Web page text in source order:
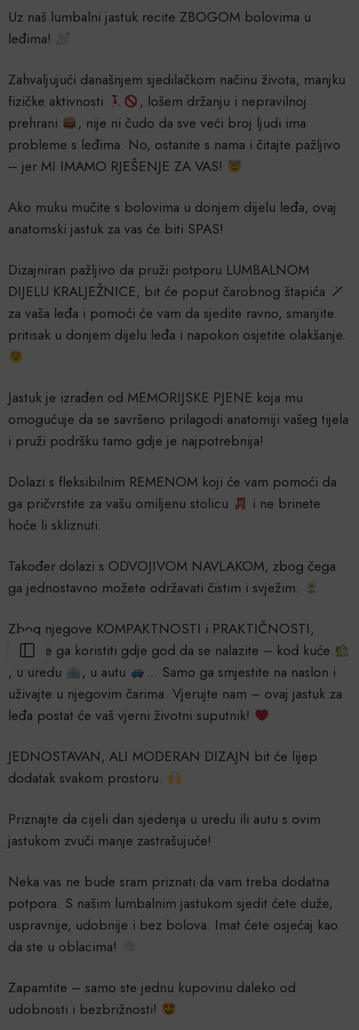
Uz naš lumbalni jastuk recite ZBOGOM bolovima u
leđima!
Zahvaljujući današnjem sjedilačkom načinu života, manjku
fizičke aktivnosti
, lošem držanju i nepravilnoj
prehrani
, nije ni čudo da sve veći broj ljudi ima
probleme s leđima. No, ostanite s nama i čitajte pažljivo
– jer MI IMAMO RJEŠENJE ZA VAS!
Ako muku mučite s bolovima u donjem dijelu leđa, ovaj
anatomski jastuk za vas će biti SPAS!
Dizajniran pažljivo da pruži potporu LUMBALNOM
DIJELU KRALJEŽNICE, bit će poput čarobnog štapića
za vaša leđa i pomoći će vam da sjedite ravno, smanjite
pritisak u donjem dijelu leđa i napokon osjetite olakšanje.
Jastuk je izrađen od MEMORIJSKE PJENE koja mu
omogućuje da se savršeno prilagodi anatomiji vašeg tijela
i pruži podršku tamo gdje je najpotrebnija!
Dolazi s fleksibilnim REMENOM koji će vam pomoći da
ga pričvrstite za vašu omiljenu stolicu
i ne brinete
hoće li skliznuti.
Također dolazi s ODVOJIVOM NAVLAKOM, zbog čega
ga jednostavno možete održavati čistim i svježim.
Zbog njegove KOMPAKTNOSTI i PRAKTIČNOSTI,
možete ga koristiti gdje god da se nalazite – kod kuće
, u uredu
, u autu
… Samo ga smjestite na naslon i
uživajte u njegovim čarima. Vjerujte nam – ovaj jastuk za
leđa postat će vaš vjerni životni suputnik!
JEDNOSTAVAN, ALI MODERAN DIZAJN bit će lijep
dodatak svakom prostoru.
Priznajte da cijeli dan sjedenja u uredu ili autu s ovim
jastukom zvuči manje zastrašujuće!
Neka vas ne bude sram priznati da vam treba dodatna
potpora. S našim lumbalnim jastukom sjedit ćete duže,
uspravnije, udobnije i bez bolova. Imat ćete osjećaj kao
da ste u oblacima!
Zapamtite – samo ste jednu kupovinu daleko od
udobnosti i bezbrižnosti!